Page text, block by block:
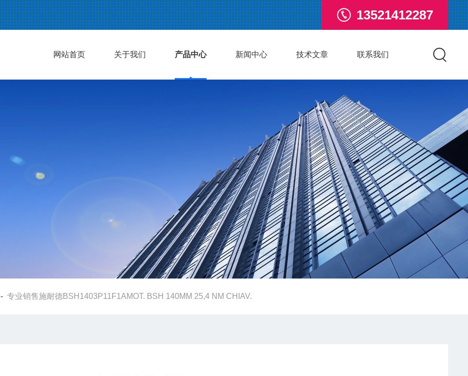
13521412287
网站首页 关于我们 产品中心 新闻中心 技术文章 联系我们
-专业销售施耐德BSH1403P11F1AMOT. BSH 140MM 25,4 NM CHIAV.